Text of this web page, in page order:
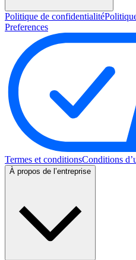
Politique de confidentialité
Preferences
Termes et conditionsConditions
À propos de l’entreprise